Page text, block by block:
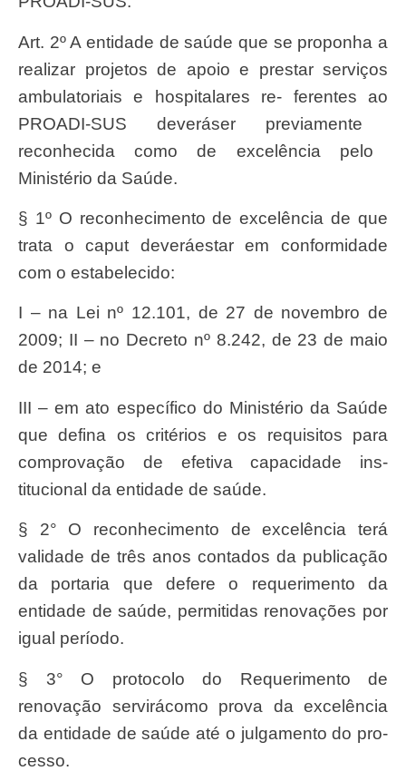
Art. 2º A entidade desaúde que se proponha a
realizar projetos de apoio e prestar serviços
ambulatoriais e hospitalares re- ferentes ao
PROADI-SUS deveráser previamente
reconhecida como de excelência pelo
Ministério da Saúde.
§ 1º O reconhecimento de excelência de que
trata o caput deveráestar em conformidade
com o estabelecido:
I – na Lei nº 12.101, de 27 de novembro de
2009; II – no Decreto nº 8.242, de 23 de maio
de 2014; e
III – em ato específico do Ministério da Saúde
que defina os critérios e os requisitos para
comprovação de efetiva capacidade ins-
titucional da entidade de saúde.
§ 2° O reconhecimento de excelência terá
validade de três anos contados da publicação
da portaria que defere o requerimento da
entidade desaúde, permitidas renovações por
igual período.
§ 3° O protocolo do requerimento de
renovação servirácomo prova da excelência
da entidade desaúde até o julgamento do pro-
cesso.